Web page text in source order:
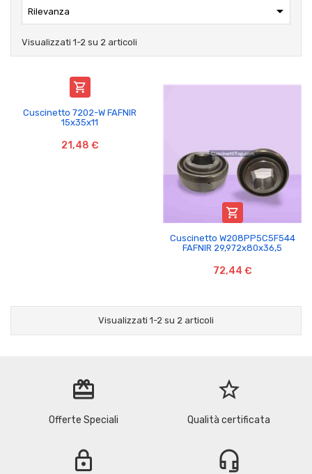
Rilevanza 
Visualizzati 1-2 su 2 articoli

Cuscinetto 7202-W FAFNIR
15x35x11
21,48 €

Cuscinetto W208PP5C5F544
FAFNIR 29,972x80x36,5
72,44 €
Visualizzati 1-2 su 2 articoli
redeem
Offerte Speciali
star_border
Qualità certificata
lock headset_mic